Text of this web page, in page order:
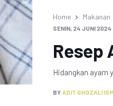
Home Makanan
SENIN, 24 JUNI 2024
Resep
Hidangkan ayam
BY ADIT GHOZALI